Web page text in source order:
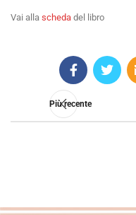
Vai alla scheda del libro
Più recente